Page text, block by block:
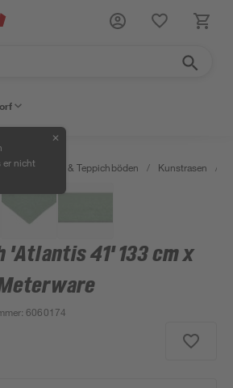
er nicht
✕
/ Teppiche & Teppichböden / Kunstrasen /
'Atlantis 41' 133 cm x
:6060174